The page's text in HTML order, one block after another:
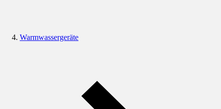
Warmwassergeräte